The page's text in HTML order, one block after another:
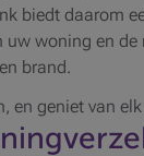
biedt daarom
woning en
brand.
en geniet van